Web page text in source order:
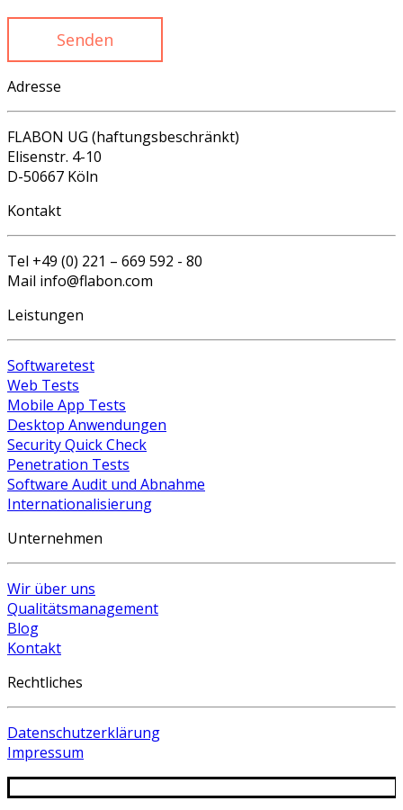
Adresse
FLABON UG (haftungsbeschränkt)
Elisenstr. 4-10
D-50667 Köln
Kontakt
Tel +49 (0) 221 – 669 592 - 80
Mail info@flabon.com
Leistungen
Softwaretest
Web Tests
Mobile App Tests
Desktop Anwendungen
Security Quick Check
Penetration Tests
Software Audit und Abnahme
Internationalisierung
Unternehmen
Wir über uns
Qualitätsmanagement
Blog
Kontakt
Rechtliches
Datenschutzerklärung
Impressum